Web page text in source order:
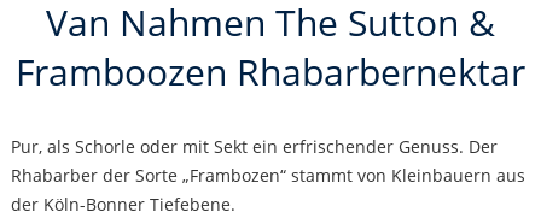
Van Nahmen The Sutton &
Framboozen Rhabarbernektar
Pur, als Schorle oder mit Sekt ein erfrischender Genuss. Der
Rhabarber der Sorte „Frambozen“ stammt von Kleinbauern aus
der Köln-Bonner Tiefebene.